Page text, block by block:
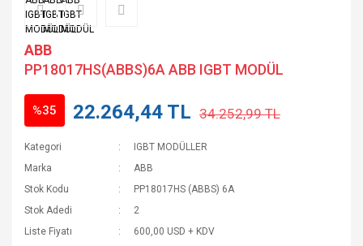
ABB
PP18017HS(ABBS)6A ABB IGBT MODÜL
%35 22.264,44 TL 34.252,99 TL
Kategori
IGBT MODÜLLER
Marka
ABB
Stok Kodu
PP18017HS (ABBS) 6A
Stok Adedi
2
Liste Fiyatı
600,00 USD + KDV